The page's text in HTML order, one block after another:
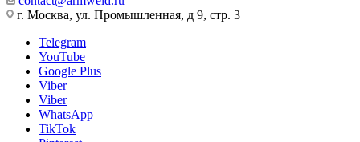
г. Москва, ул. Промышленная, д 9, стр. 3
Telegram
YouTube
Google Plus
Viber
Viber
WhatsApp
TikTok